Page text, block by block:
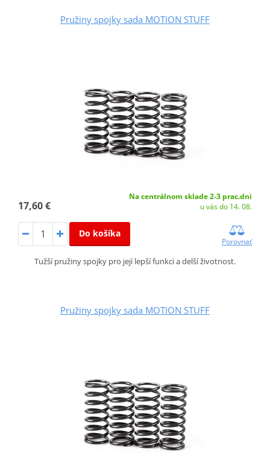
Pružiny spojky sada MOTION STUFF
17,60 €
Na centrálnom sklade 2-3 prac.dni
u vás do 14. 08.
Do košíka
Porovnať
Tužší pružiny spojky pro její lepší funkci a delší životnost.
Pružiny spojky sada MOTION STUFF